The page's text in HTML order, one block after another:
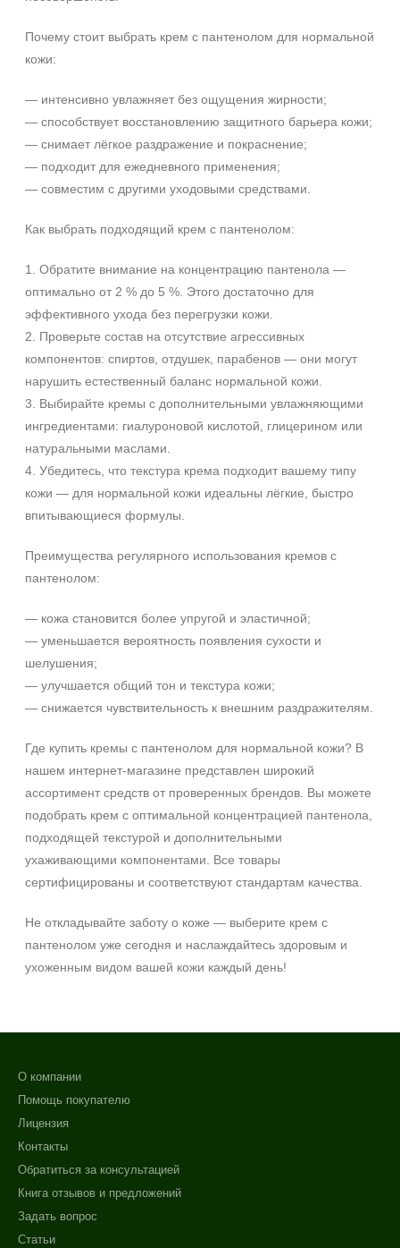
Ежедневный
Показать еще
Для женщин
Процедура
Демакияж
Массаж
Пилинг
Показать еще
SPF 25
SPF 30
SPF 50
Почему стоит выбрать крем с пантенолом для нормальной
кожи:
— интенсивно увлажняет без ощущения жирности;
— способствует восстановлению защитного барьера кожи;
— снимает лёгкое раздражение и покраснение;
— подходит для ежедневного применения;
— совместим с другими уходовыми средствами.
Как выбрать подходящий крем с пантенолом:
1. Обратите внимание на концентрацию пантенола —
оптимально от 2 % до 5 %. Этого достаточно для
эффективного ухода без перегрузки кожи.
2. Проверьте состав на отсутствие агрессивных
компонентов: спиртов, отдушек, парабенов — они могут
нарушить естественный баланс нормальной кожи.
3. Выбирайте кремы с дополнительными увлажняющими
ингредиентами: гиалуроновой кислотой, глицерином или
натуральными маслами.
4. Убедитесь, что текстура крема подходит вашему типу
кожи — для нормальной кожи идеальны лёгкие, быстро
впитывающиеся формулы.
Преимущества регулярного использования кремов с
пантенолом:
— кожа становится более упругой и эластичной;
— уменьшается вероятность появления сухости и
шелушения;
— улучшается общий тон и текстура кожи;
— снижается чувствительность к внешним раздражителям.
Где купить кремы с пантенолом для нормальной кожи? В
нашем интернет-магазине представлен широкий
ассортимент средств от проверенных брендов. Вы можете
подобрать крем с оптимальной концентрацией пантенола,
подходящей текстурой и дополнительными
ухаживающими компонентами. Все товары
сертифицированы и соответствуют стандартам качества.
Не откладывайте заботу о коже — выберите крем с
пантенолом уже сегодня и наслаждайтесь здоровым и
ухоженным видом вашей кожи каждый день!
О компании
Помощь покупателю
Лицензия
Контакты
Обратиться за консультацией
Книга отзывов и предложений
Задать вопрос
Статьи
+7 (495) 640-58-89